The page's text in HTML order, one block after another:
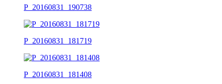
P_20160831_190738
P_20160831_181719
P_20160831_181408